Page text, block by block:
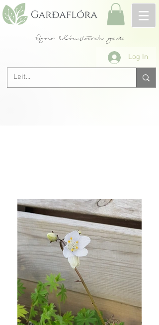
fyrir blómstrandi garða
Log In